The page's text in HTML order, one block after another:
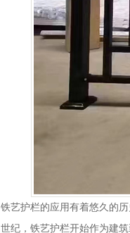
铁艺护栏的应用有着悠久的
世纪，铁艺护栏开始作为建